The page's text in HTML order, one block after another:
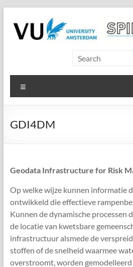
content
Vrije
Universiteit
Amsterdam
GDI4DM
Geodata Infrastructure for Risk
Op welke wijze kunnen informatie
ontwikkeld die effectieve
Kunnen de dynamische processen
de locatie van kwetsbare
infrastructuur alsmede de
stoffen of de snelheid waarmee
overstroomt, worden